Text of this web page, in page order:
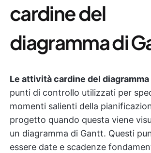
cardine del
diagramma di
Le attività cardine del
punti di controllo utilizzati per
momenti salienti della
progetto quando questa viene
un diagramma di Gantt. Questi
essere date e scadenze